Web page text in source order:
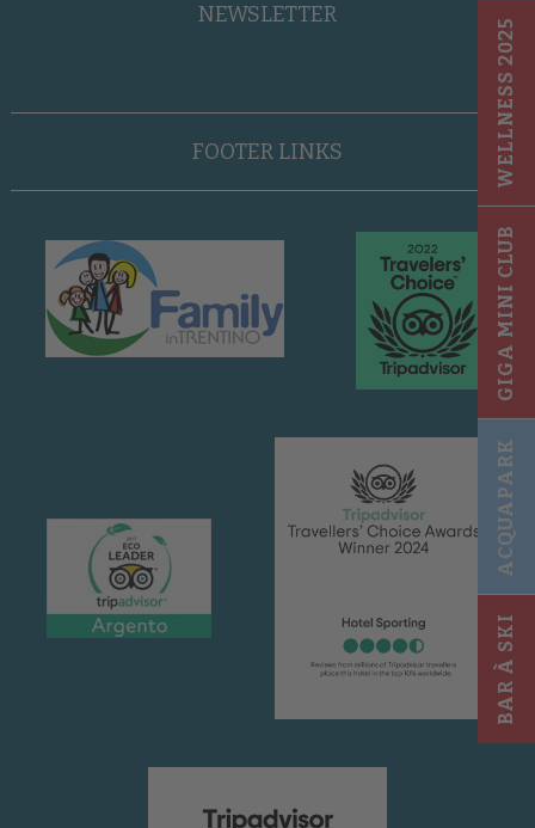
BAR À SKI
ACQUAPARK
GIGA MINI CLUB
WELLNESS 2025
NEWSLETTER
FOOTER LINKS